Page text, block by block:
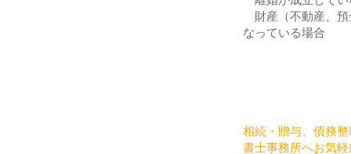
財産（不動産、預
なっている場合
相続・贈与、債務
書士事務所へお気軽